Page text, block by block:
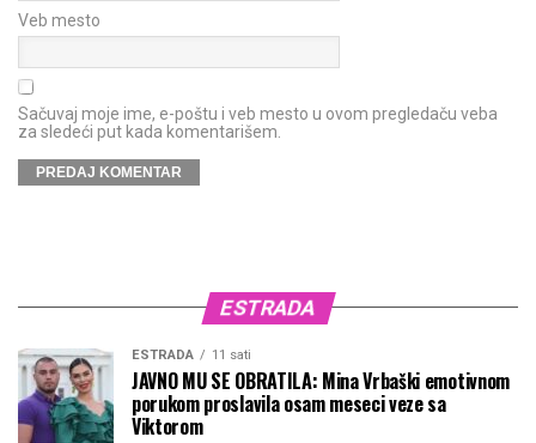
Veb mesto
Sačuvaj moje ime, e-poštu i veb mesto u ovom pregledaču veba
za sledeći put kada komentarišem.
ESTRADA
ESTRADA 11 sati
JAVNO MU SE OBRATILA: Mina Vrbaški emotivnom
porukom proslavila osam meseci veze sa
Viktorom